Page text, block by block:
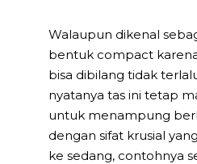
Walaupun dikenal
bentuk compact
bisa dibilang tidak
nyatanya tas ini tetap
untuk menampung
dengan sifat krusial
ke sedang, contohnya